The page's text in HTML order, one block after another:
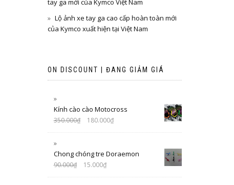
tay ga mới của Kymco Việt Nam
Lộ ảnh xe tay ga cao cấp hoàn toàn mới
của Kymco xuất hiện tại Việt Nam
ON DISCOUNT | ĐANG GIẢM GIÁ
Kính cào cào Motocross
350.000₫ 180.000₫
Chong chóng tre Doraemon
90.000₫ 15.000₫